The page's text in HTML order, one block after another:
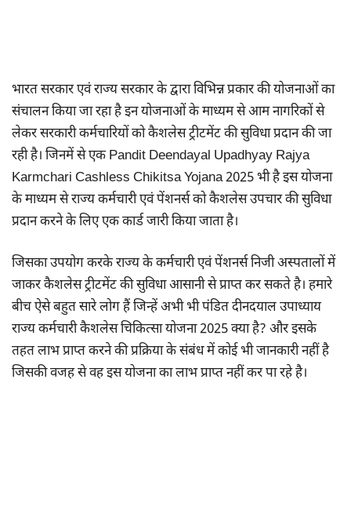
भारत सरकार एवं राज्य सरकार के द्वारा विभिन्न प्रकार की योजनाओं का
संचालन किया जा रहा है इन योजनाओं के माध्यम से आम नागरिकों से
लेकर सरकारी कर्मचारियों को कैशलेस ट्रीटमेंट की सुविधा प्रदान की जा
रही है। जिनमें से एक Pandit Deendayal Upadhyay Rajya
Karmchari Cashless Chikitsa Yojana 2025 भी है इस योजना
के माध्यम से राज्य कर्मचारी एवं पेंशनर्स को कैशलेस उपचार की सुविधा
प्रदान करने के लिए एक कार्ड जारी किया जाता है।
जिसका उपयोग करके राज्य के कर्मचारी एवं पेंशनर्स निजी अस्पतालों में
जाकर कैशलेस ट्रीटमेंट की सुविधा आसानी से प्राप्त कर सकते है। हमारे
बीच ऐसे बहुत सारे लोग हैं जिन्हें अभी भी पंडित दीनदयाल उपाध्याय
राज्य कर्मचारी कैशलेस चिकित्सा योजना 2025 क्या है? और इसके
तहत लाभ प्राप्त करने की प्रक्रिया के संबंध में कोई भी जानकारी नहीं है
जिसकी वजह से वह इस योजना का लाभ प्राप्त नहीं कर पा रहे है।